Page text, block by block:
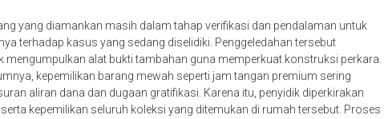
yang diamankan masih dalam tahap verifikasi dan pendalaman untuk
terhadap kasus yang sedang diselidiki. Penggeledahan tersebut
mengumpulkan alat bukti tambahan guna memperkuat konstruksi perkara.
kepemilikan barang mewah seperti jam tangan premium sering
aliran dana dan dugaan gratifikasi. Karena itu, penyidik diperkirakan
kepemilikan seluruh koleksi yang ditemukan di rumah tersebut. Proses